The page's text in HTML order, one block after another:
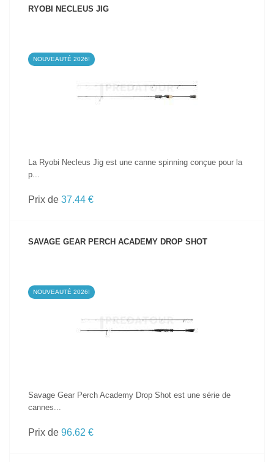
RYOBI NECLEUS JIG
NOUVEAUTÉ 2026!
La Ryobi Necleus Jig est une canne spinning conçue pour la
p...
Prix de 37.44 €
SAVAGE GEAR PERCH ACADEMY DROP SHOT
NOUVEAUTÉ 2026!
Savage Gear Perch Academy Drop Shot est une série de
cannes...
Prix de 96.62 €